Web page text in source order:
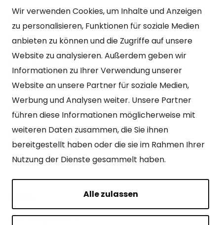
Wir verwenden Cookies, um Inhalte und Anzeigen
zu personalisieren, Funktionen für soziale Medien
anbieten zu können und die Zugriffe auf unsere
Website zu analysieren. Außerdem geben wir
Informationen zu Ihrer Verwendung unserer
Website an unsere Partner für soziale Medien,
Werbung und Analysen weiter. Unsere Partner
führen diese Informationen möglicherweise mit
weiteren Daten zusammen, die Sie ihnen
bereitgestellt haben oder die sie im Rahmen Ihrer
Nutzung der Dienste gesammelt haben.
Alle zulassen
Kangasniemen kunta
Otto Mannisen tie 2
51200 Kangasniemi
kirjaamo@kangasniemi.fi
Tel. 040 719 9370
Y-tunnus 0164690-3
Geöffnet
Mo – Fr 9-15 Uhr.
Über Kangasniemi